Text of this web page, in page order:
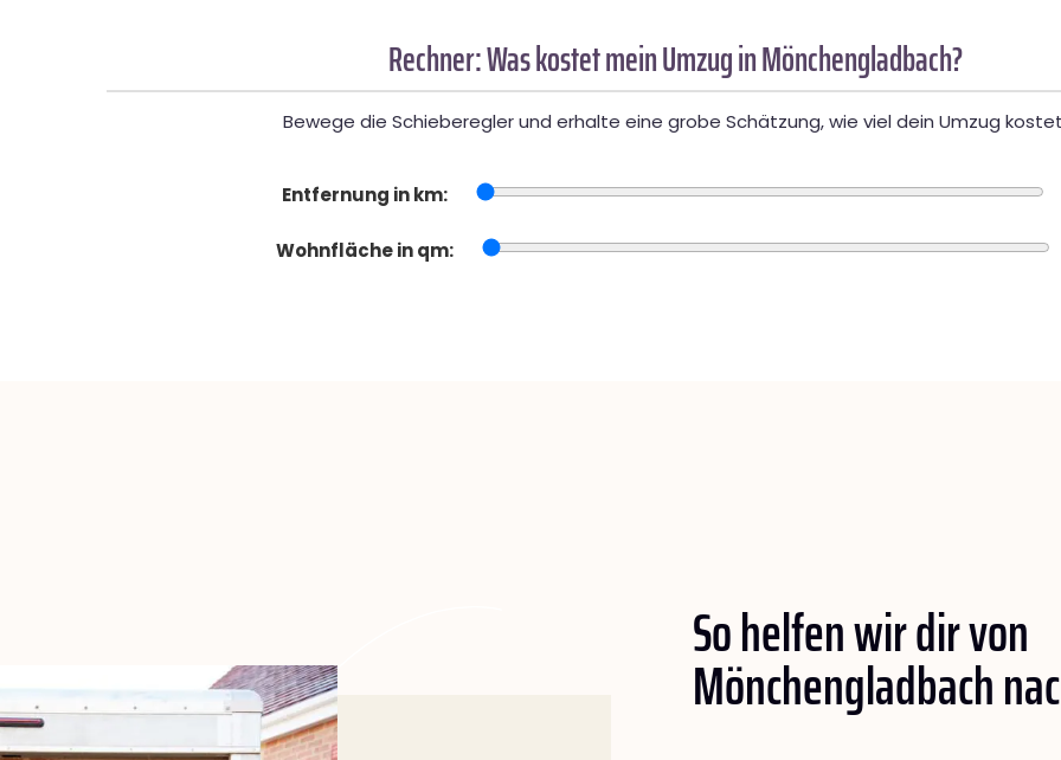
Rechner: Was kostet mein Umzug in Mönchengladbach?
Bewege die Schieberegler und erhalte eine grobe Schätzung, wie viel dein Umzug
Entfernung in km:
Wohnfläche in qm:
So helfen wir dir von
Mönchengladbach